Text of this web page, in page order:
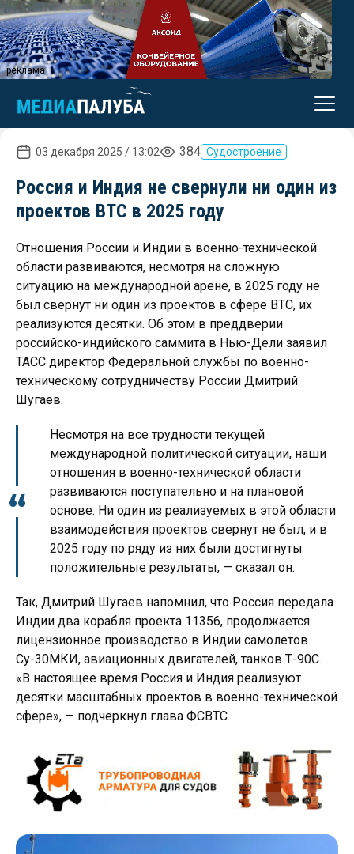
реклама
03 декабря 2025 / 13:02 384 Судостроение
Россия и Индия не свернули ни один из
проектов ВТС в 2025 году
Отношения России и Индии в военно-технической
области развиваются, несмотря на сложную
ситуацию на международной арене, в 2025 году не
был свернут ни один из проектов в сфере ВТС, их
реализуются десятки. Об этом в преддверии
российско-индийского саммита в Нью-Дели заявил
ТАСС директор Федеральной службы по военно-
техническому сотрудничеству России Дмитрий
Шугаев.
Несмотря на все трудности текущей
международной политической ситуации, наши
отношения в военно-технической области
развиваются поступательно и на плановой
основе. Ни один из реализуемых в этой области
взаимодействия проектов свернут не был, и в
2025 году по ряду из них были достигнуты
положительные результаты, — сказал он.
Так, Дмитрий Шугаев напомнил, что Россия передала
Индии два корабля проекта 11356, продолжается
лицензионное производство в Индии самолетов
Су-30МКИ, авиационных двигателей, танков Т-90С.
«В настоящее время Россия и Индия реализуют
десятки масштабных проектов в военно-технической
сфере», — подчеркнул глава ФСВТС.